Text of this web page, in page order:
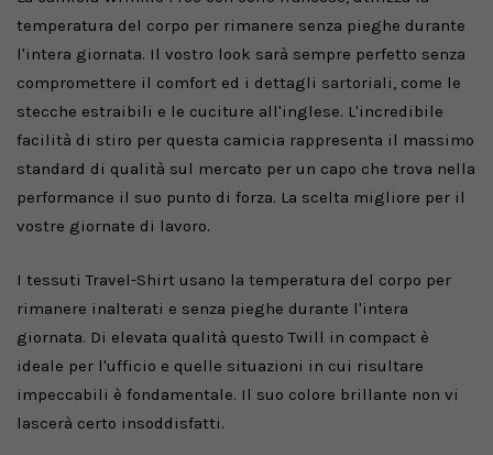
temperatura del corpo per rimanere senza pieghe durante
l'intera giornata. Il vostro look sarà sempre perfetto senza
compromettere il comfort ed i dettagli sartoriali, come le
stecche estraibili e le cuciture all'inglese. L'incredibile
facilità di stiro per questa camicia rappresenta il massimo
standard di qualità sul mercato per un capo che trova nella
performance il suo punto di forza. La scelta migliore per il
vostre giornate di lavoro.
I tessuti Travel-Shirt usano la temperatura del corpo per
rimanere inalterati e senza pieghe durante l'intera
giornata. Di elevata qualità questo Twill in compact è
ideale per l'ufficio e quelle situazioni in cui risultare
impeccabili è fondamentale. Il suo colore brillante non vi
lascerà certo insoddisfatti.